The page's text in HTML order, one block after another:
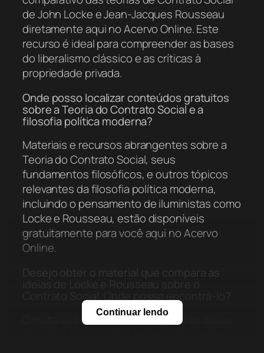
de John Locke e Jean-Jacques Rousseau
diretamente aqui no Acervo Online. Este
recurso é ideal para compreender as bases
do liberalismo clássico e as críticas à
propriedade privada.
Onde posso localizar conteúdos gratuitos
sobre a Teoria do Contrato Social e a
filosofia política moderna?
Materiais e recursos abrangentes sobre a
Teoria do Contrato Social, seus
fundamentos filosóficos, e outros tópicos
relevantes da filosofia política moderna,
incluindo o pensamento de iluministas como
Locke e Rousseau, estão disponíveis
gratuitamente para você aqui no Acervo
Online.
Desejo obter o material que compara as
O material completo que compara as ideias
Continuar lendo